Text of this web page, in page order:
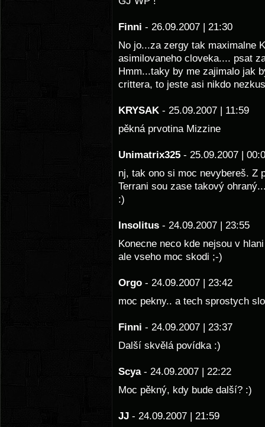
Finni - 26.09.2007 | 21:30
No jo...za zergy tak maximalne
asimilovaneho cloveka.... psat
Hmm...taky by me zajimalo jak
crittera, to jeste asi nikdo
KRYSAK - 25.09.2007 | 11:59
pěkná prvotina Mizzine
Unimatrix325 - 25.09.2007 |
nj, tak ono si moc nevybereš. Z
Terrani sou zase takový
:)
Insolitus - 24.09.2007 | 23:55
Konecne neco kde nejsou v
ale vseho moc skodi ;-)
Orgo - 24.09.2007 | 23:42
moc pekny.. a tech sprostych
Finni - 24.09.2007 | 23:37
Další skvělá povídka :)
Scya - 24.09.2007 | 22:22
Moc pěkný, kdy bude další? :)
JJ - 24.09.2007 | 21:59